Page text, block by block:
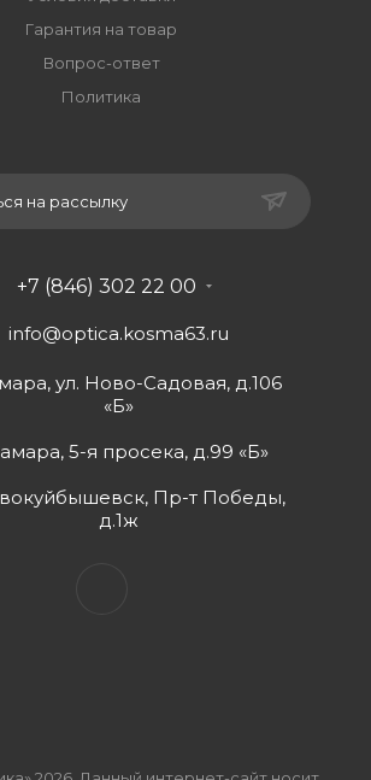
Гарантия на товар
Вопрос-ответ
Политика
на рассылку
+7 (846) 302 22 00
info@optica.kosma63.ru
ул. Ново-Садовая, д.106
«Б»
5-я просека, д.99 «Б»
Пр-т Победы,
д.1ж